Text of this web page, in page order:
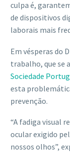
culpa é,
de dispositivos
laborais mais
Em vésperas do
trabalho, que se
Sociedade
esta
prevenção.
“A fadiga visual
ocular exigido
nossos olhos”,